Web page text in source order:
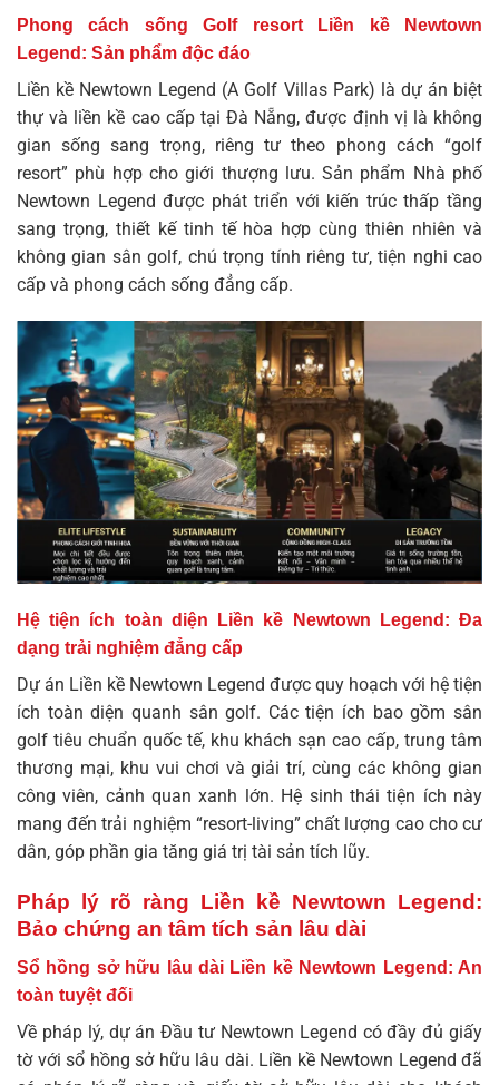
Phong cách sống Golf resort Liền kề Newtown
Legend: Sản phẩm độc đáo
Liền kề Newtown Legend (A Golf Villas Park) là dự án biệt
thự và liền kề cao cấp tại Đà Nẵng, được định vị là không
gian sống sang trọng, riêng tư theo phong cách “golf
resort” phù hợp cho giới thượng lưu. Sản phẩm Nhà phố
Newtown Legend được phát triển với kiến trúc thấp tầng
sang trọng, thiết kế tinh tế hòa hợp cùng thiên nhiên và
không gian sân golf, chú trọng tính riêng tư, tiện nghi cao
cấp và phong cách sống đẳng cấp.
Hệ tiện ích toàn diện Liền kề Newtown Legend: Đa
dạng trải nghiệm đẳng cấp
Dự án Liền kề Newtown Legend được quy hoạch với hệ tiện
ích toàn diện quanh sân golf. Các tiện ích bao gồm sân
golf tiêu chuẩn quốc tế, khu khách sạn cao cấp, trung tâm
thương mại, khu vui chơi và giải trí, cùng các không gian
công viên, cảnh quan xanh lớn. Hệ sinh thái tiện ích này
mang đến trải nghiệm “resort-living” chất lượng cao cho cư
dân, góp phần gia tăng giá trị tài sản tích lũy.
Pháp lý rõ ràng Liền kề Newtown Legend:
Bảo chứng an tâm tích sản lâu dài
Sổ hồng sở hữu lâu dài Liền kề Newtown Legend: An
toàn tuyệt đối
Về pháp lý, dự ánĐầu tư Newtown Legend có đầy đủ giấy
tờ với sổ hồng sở hữu lâu dài. Liền kề Newtown Legend đã